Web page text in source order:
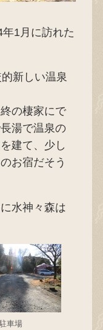
1月に訪れた
新しい温泉
の棲家にで
湯で温泉の
建て、少し
お宿だそう
水神々森は
車場